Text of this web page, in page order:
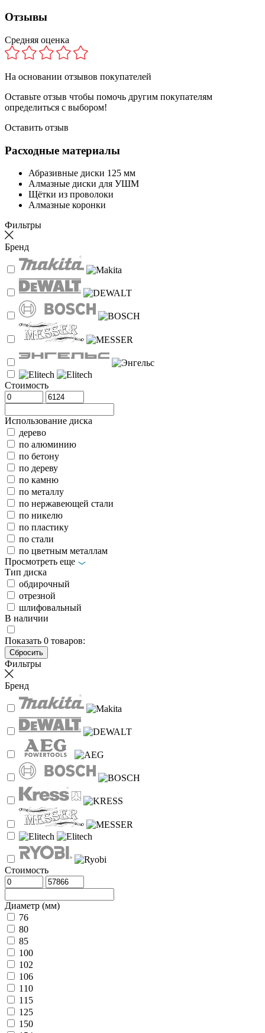
Отзывы
Средняя оценка
На основании отзывов покупателей
Оставьте отзыв чтобы помочь другим покупателям
определиться с выбором!
Оставить отзыв
Расходные материалы
Абразивные диски 125 мм
Алмазные диски для УШМ
Щётки из проволоки
Алмазные коронки
Фильтры
Бренд
Стоимость
Использование диска
дерево
по алюминию
по бетону
по дереву
по камню
по металлу
по нержавеющей стали
по никелю
по пластику
по стали
по цветным металлам
Просмотреть еще
Тип диска
обдирочный
отрезной
шлифовальный
В наличии
Показать 0 товаров:
Фильтры
Бренд
Стоимость
Диаметр (мм)
76
80
85
100
102
106
110
115
125
150